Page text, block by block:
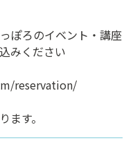
ぽろのイベント・講座
みください
reservation/
ます。